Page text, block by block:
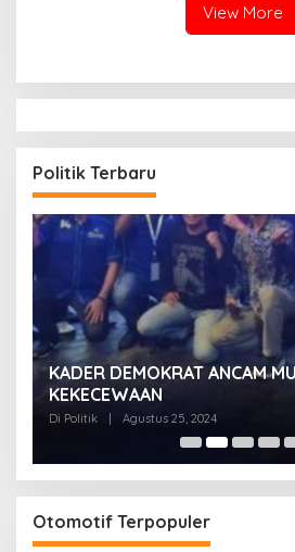
View More
Politik Terbaru
KADER DEMOKRAT ANCAM
KEKECEWAAN
Di Politik Agustus 25, 2024
Otomotif Terpopuler